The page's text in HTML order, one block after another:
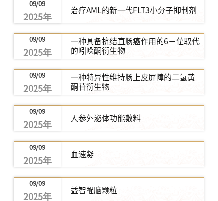
09/09
2025年
治疗AML的新一代FLT3小分子抑制剂
09/09
2025年
一种具备抗结直肠癌作用的6－位取代
的吲哚酮衍生物
09/09
2025年
一种特异性维持肠上皮屏障的二氢黄
酮苷衍生物
09/09
2025年
人参外泌体功能敷料
09/09
2025年
血速凝
09/09
2025年
益智醒脑颗粒